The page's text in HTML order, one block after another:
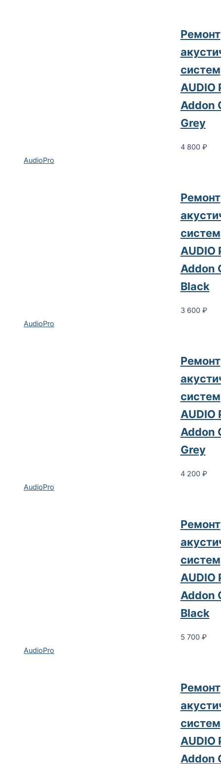
AudioPro
Pемонт
систем
AUDIO
Addon
Grey
4 800 ₽
AudioPro
Pемонт
систем
AUDIO
Addon
Black
3 600 ₽
AudioPro
Pемонт
систем
AUDIO
Addon
Grey
4 200 ₽
AudioPro
Pемонт
систем
AUDIO
Addon
Black
5 700 ₽
Pемонт
систем
AUDIO
Addon